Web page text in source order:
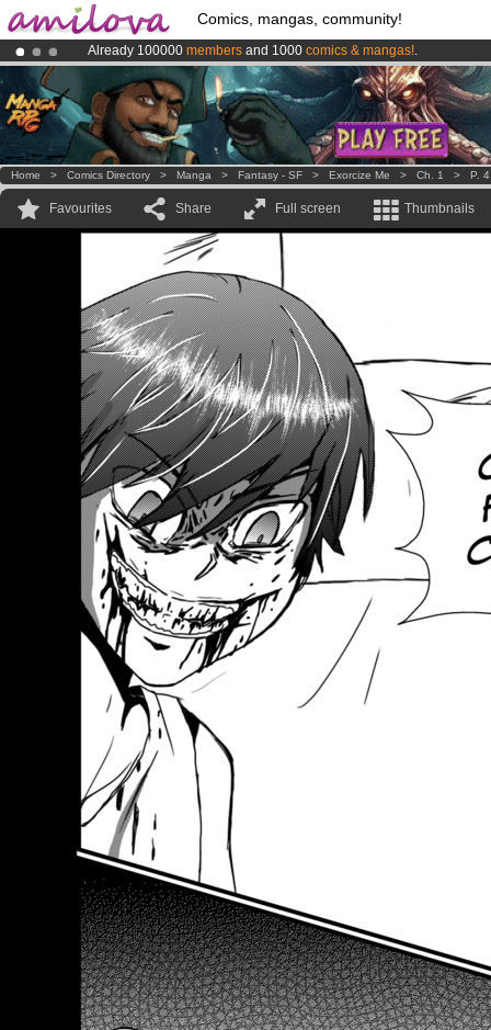
Comics, mangas, community!
Already 100000 members and 1000 comics & mangas!.
AmilovaKickstarter is now LIVE!.
Premium membership from3.95 euros per month !Get membership
Home > Comics Directory > Manga > Fantasy - SF > Exorcize Me > Ch. 1 > P. 4
Favourites Share Full screen Thumbnails